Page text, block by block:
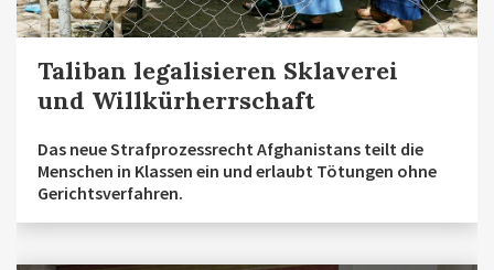
Taliban legalisieren Sklaverei
und Willkürherrschaft
Das neue Strafprozessrecht Afghanistans teilt die
Menschen in Klassen ein und erlaubt Tötungen ohne
Gerichtsverfahren.